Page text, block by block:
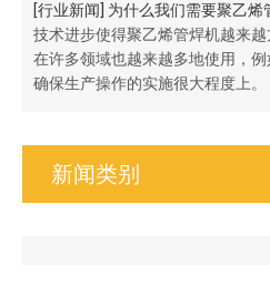
[行业新闻 为什么我们需要聚乙烯
技术进步使得聚乙烯管焊机越来
在许多领域也越来越多地使用，
确保生产操作的实施很大程度上。
新闻类别